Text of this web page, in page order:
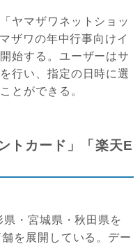
ヤマザワネットショッ
ザワの年中行事向けイ
始する。ユーザーはサ
行い、指定の日時に選
とができる。
トカード」「楽天E
・宮城県・秋田県を
を展開している。デー